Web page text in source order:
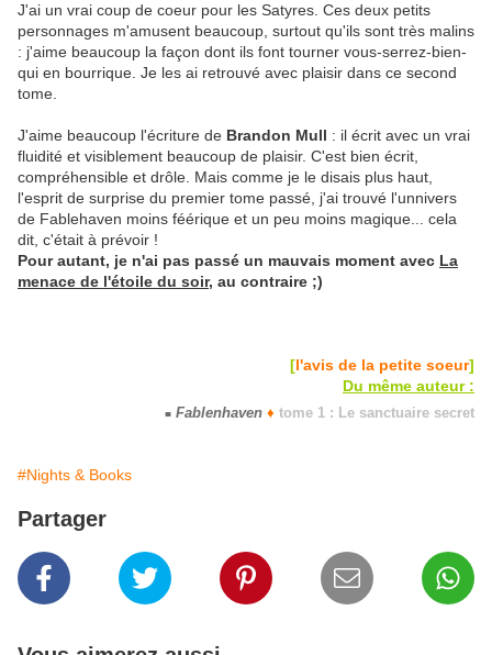
J'ai un vrai coup de coeur pour les Satyres. Ces deux petits
personnages m'amusent beaucoup, surtout qu'ils sont très malins
: j'aime beaucoup la façon dont ils font tourner vous-serrez-bien-
qui en bourrique. Je les ai retrouvé avec plaisir dans ce second
tome.
J'aime beaucoup l'écriture de Brandon Mull : il écrit avec un vrai
fluidité et visiblement beaucoup de plaisir. C'est bien écrit,
compréhensible et drôle. Mais comme je le disais plus haut,
l'esprit de surprise du premier tome passé, j'ai trouvé l'unnivers
de Fablehaven moins féérique et un peu moins magique... cela
dit, c'était à prévoir !
Pour autant, je n'ai pas passé un mauvais moment avec La
menace de l'étoile du soir, au contraire ;)
[l'avis de la petite soeur]
Du même auteur :
■ Fablenhaven ♦ tome 1 : Le sanctuaire secret
#Nights & Books
Partager